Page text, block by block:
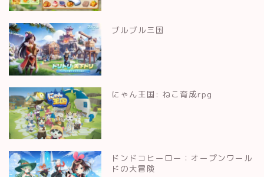
ブルブル三国
にゃん王国: ねこ育成rpg
ドンドコヒーロー：オープンワール
ドの大冒険